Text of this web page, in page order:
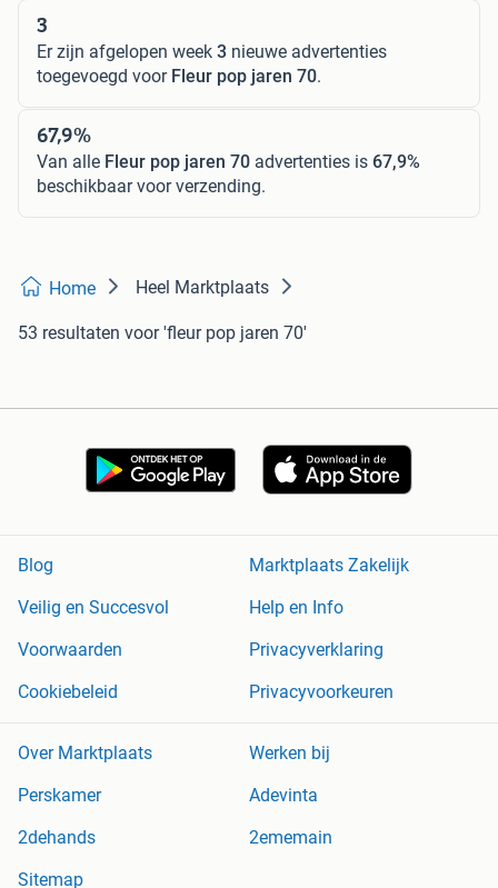
3
Er zijn afgelopen week 3 nieuwe advertenties
toegevoegd voor Fleur pop jaren 70.
67,9%
Van alle Fleur pop jaren 70 advertenties is 67,9%
beschikbaar voor verzending.
Home Heel Marktplaats
53 resultaten voor 'fleur pop jaren 70'
Blog
Marktplaats Zakelijk
Veilig en Succesvol
Help en Info
Voorwaarden
Privacyverklaring
Cookiebeleid
Privacyvoorkeuren
Over Marktplaats
Werken bij
Perskamer
Adevinta
2dehands
2ememain
Sitemap